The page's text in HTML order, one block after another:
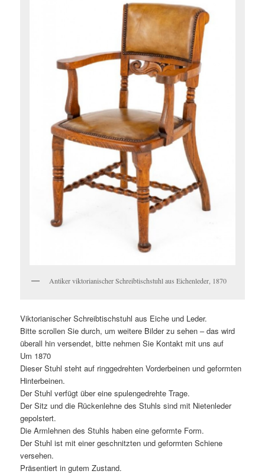
Antiker viktorianischer Schreibtischstuhl aus Eichenleder, 1870
Viktorianischer Schreibtischstuhl aus Eiche und Leder.
Bitte scrollen Sie durch, um weitere Bilder zu sehen – das wird
überall hin versendet, bitte nehmen Sie Kontakt mit uns auf
Um 1870
Dieser Stuhl steht auf ringgedrehten Vorderbeinen und geformten
Hinterbeinen.
Der Stuhl verfügt über eine spulengedrehte Trage.
Der Sitz und die Rückenlehne des Stuhls sind mit Nietenleder
gepolstert.
Die Armlehnen des Stuhls haben eine geformte Form.
Der Stuhl ist mit einer geschnitzten und geformten Schiene
versehen.
Präsentiert in gutem Zustand.